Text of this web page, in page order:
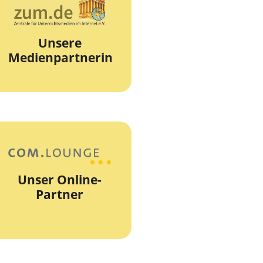
Unsere
Medienpartnerin
Die Zentrale für
Unser Online-
Partner
COM.lounge